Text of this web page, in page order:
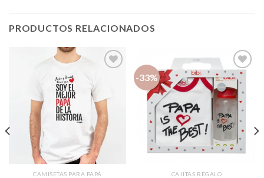
PRODUCTOS RELACIONADOS
Añadir
a la
lista de
deseos
CAMISETAS PARA PAPÁ
-33%
Añadir
a la
lista de
deseos
CAJITAS REGALO